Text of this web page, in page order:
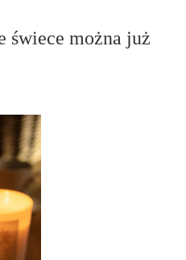
świece można już